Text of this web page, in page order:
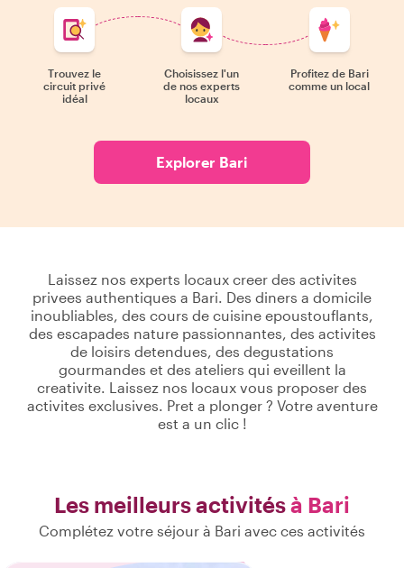
Trouvez le
circuit privé
idéal
Choisissez l'un
de nos experts
locaux
Profitez de Bari
comme un local
Explorer Bari
Laissez nos experts locaux creer des activites
privees authentiques a Bari. Des diners a domicile
inoubliables, des cours de cuisine epoustouflants,
des escapades nature passionnantes, des activites
de loisirs detendues, des degustations
gourmandes et des ateliers qui eveillent la
creativite. Laissez nos locaux vous proposer des
activites exclusives. Pret a plonger ? Votre aventure
est a un clic !
Les meilleurs activitésà Bari
Complétez votre séjour à Bari avec ces activités